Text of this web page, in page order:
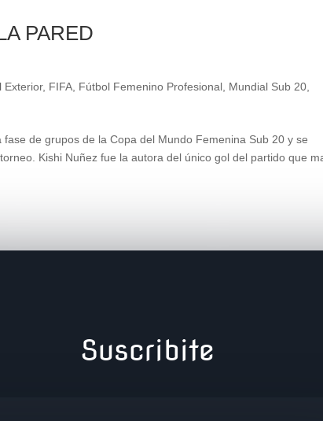
PARED
Exterior, FIFA, Fútbol Femenino Profesional, Mundial Sub 20,
de grupos de la Copa del Mundo Femenina Sub 20 y se
Kishi Nuñez fue la autora del único gol del partido que
Suscribite